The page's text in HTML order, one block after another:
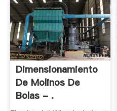
Dimensionamiento
De Molinos De
Bolas - .